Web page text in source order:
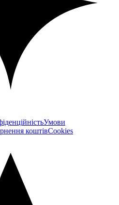
Умови
коштівCookies